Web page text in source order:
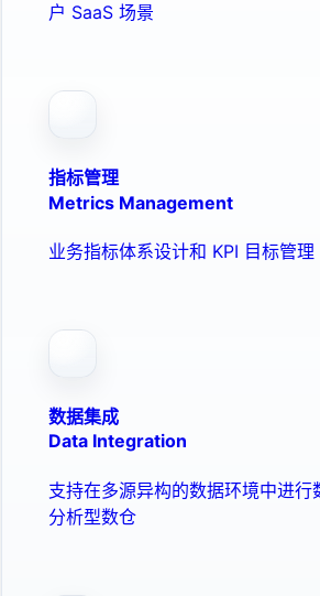
户 SaaS 场景
指标管理
Metrics Management
业务指标体系设计和 KPI 目标管理
数据集成
Data Integration
支持在多源异构的数据环境中进行
分析型数仓